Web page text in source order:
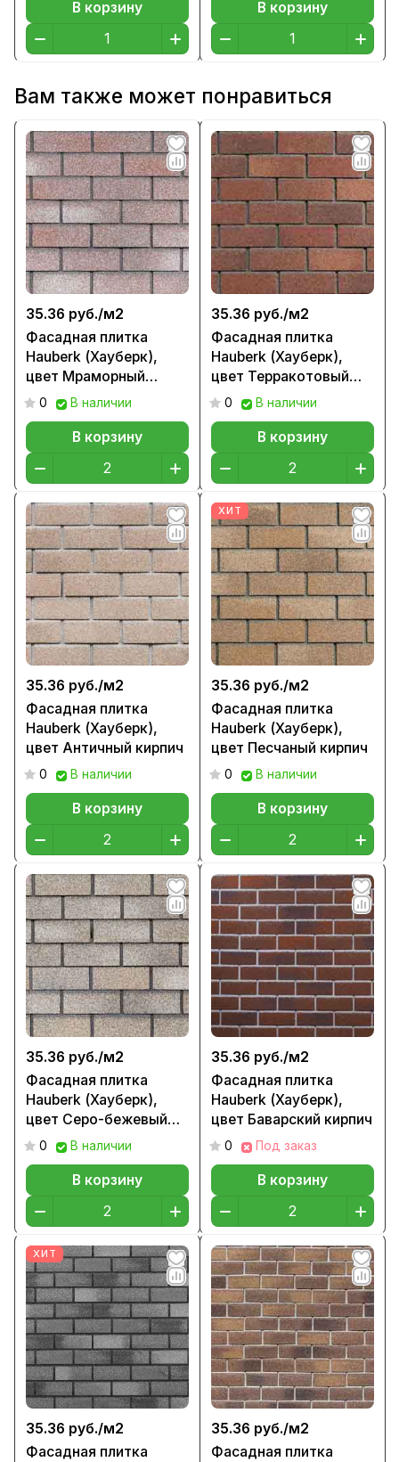
В корзину В корзину
Вам также может понравиться
35.36 руб./м2
Фасадная плитка
Hauberk (Хауберк),
цвет Мраморный
кирпич
0 В наличии
В корзину
35.36 руб./м2
Фасадная плитка
Hauberk (Хауберк),
цвет Терракотовый
кирпич
0 В наличии
В корзину
35.36 руб./м2
Фасадная плитка
Hauberk (Хауберк),
цвет Античный кирпич
0 В наличии
В корзину
ХИТ
35.36 руб./м2
Фасадная плитка
Hauberk (Хауберк),
цвет Песчаный кирпич
0 В наличии
В корзину
35.36 руб./м2
Фасадная плитка
Hauberk (Хауберк),
цвет Серо-бежевый
кирпич
0 В наличии
В корзину
35.36 руб./м2
Фасадная плитка
Hauberk (Хауберк),
цвет Баварский кирпич
0 Под заказ
В корзину
ХИТ
35.36 руб./м2
Фасадная плитка
35.36 руб./м2
Фасадная плитка